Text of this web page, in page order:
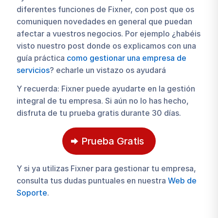
diferentes funciones de Fixner, con post que os
comuniquen novedades en general que puedan
afectar a vuestros negocios. Por ejemplo ¿habéis
visto nuestro post donde os explicamos con una
guía práctica como gestionar una empresa de
servicios? echarle un vistazo os ayudará
Y recuerda: Fixner puede ayudarte en la gestión
integral de tu empresa. Si aún no lo has hecho,
disfruta de tu prueba gratis durante 30 días.
Prueba Gratis
Y si ya utilizas Fixner para gestionar tu empresa,
consulta tus dudas puntuales en nuestra Web de
Soporte.